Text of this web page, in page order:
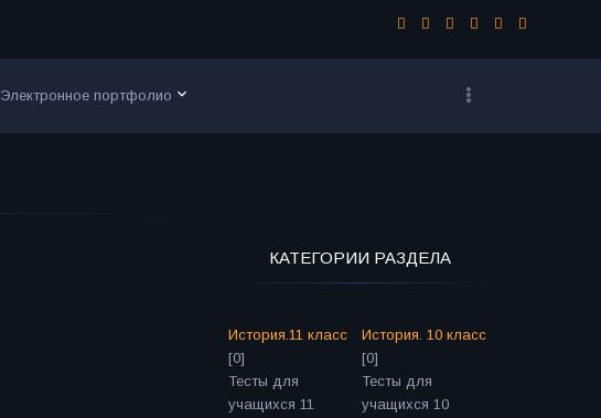
Электронное портфолио keyboard_arrow_down
КАТЕГОРИИ РАЗДЕЛА
История.11 класс
[0]
Тесты для
учащихся 11
История. 10 класс
[0]
Тесты для
учащихся 10